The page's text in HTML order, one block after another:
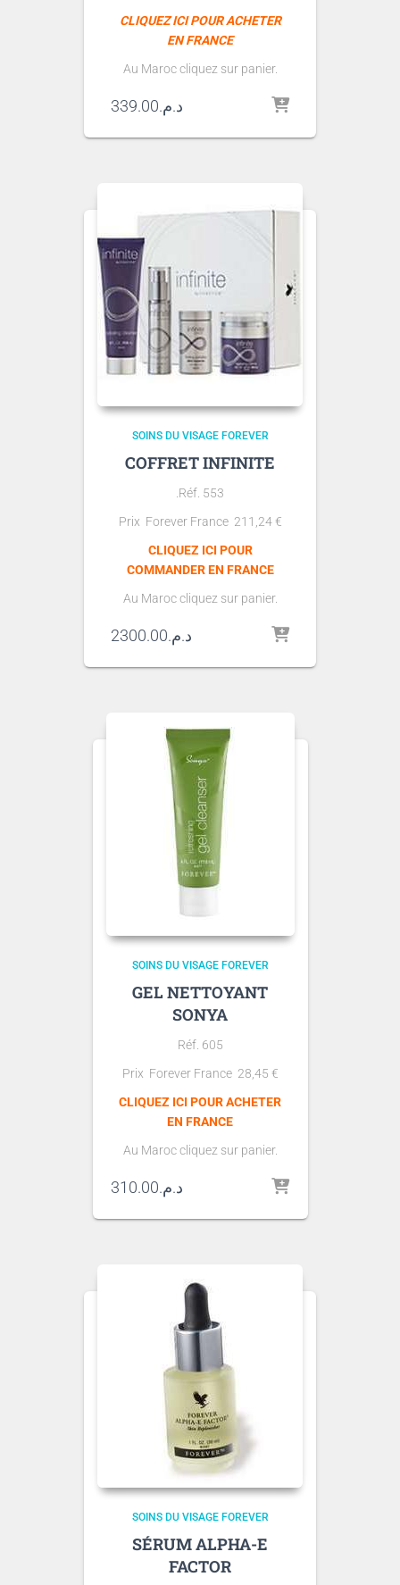
CLIQUEZ ICI POUR ACHETER
EN FRANCE
Au Maroc cliquez sur panier.
د.م.339.00
SOINS DU VISAGE FOREVER
COFFRET INFINITE
.Réf. 553
Prix Forever France 211,24 €
CLIQUEZ ICI POUR
COMMANDER EN FRANCE
Au Maroc cliquez sur panier.
د.م.2300.00
SOINS DU VISAGE FOREVER
GEL NETTOYANT
SONYA
Réf. 605
Prix Forever France 28,45 €
CLIQUEZ ICI POUR ACHETER
EN FRANCE
Au Maroc cliquez sur panier.
د.م.310.00
SOINS DU VISAGE FOREVER
SÉRUM ALPHA-E
FACTOR